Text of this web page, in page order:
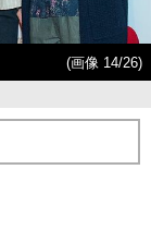
(画像 14/26)